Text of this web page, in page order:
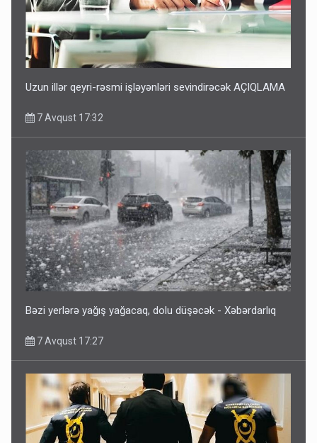
Uzun illər qeyri-rəsmi işləyənləri sevindirəcək AÇIQLAMA
7 Avqust 17:32
Bəzi yerlərə yağış yağacaq, dolu düşəcək - Xəbərdarlıq
7 Avqust 17:27